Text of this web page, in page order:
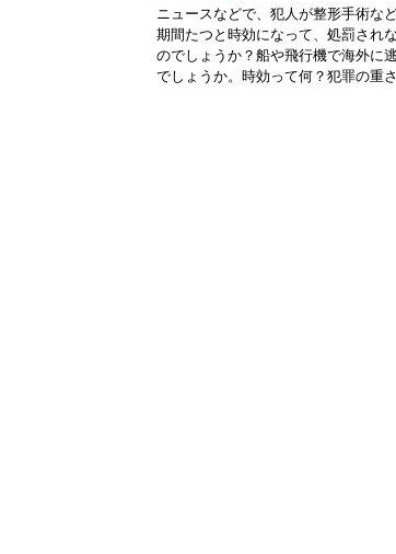
ニュースなどで、犯人が整形手術な
期間たつと時効になって、処罰され
のでしょうか？船や飛行機で海外に
でしょうか。時効って何？犯罪の重